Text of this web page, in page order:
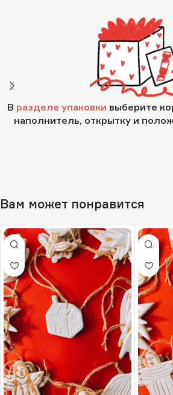
В разделе упаковки выберите
наполнитель, открытку и
Вам может понравится